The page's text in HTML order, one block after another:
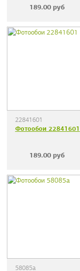
189.00 руб
22841601
Фотообои 22841601
189.00 руб
58085a